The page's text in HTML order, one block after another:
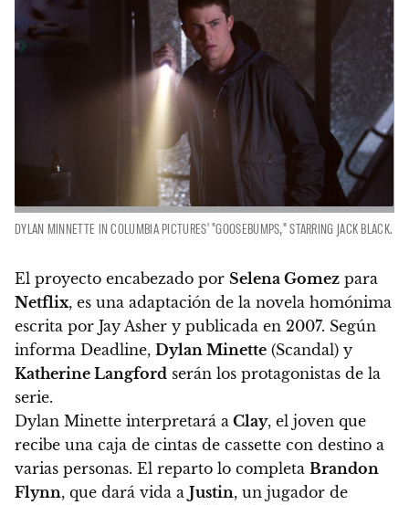
DYLAN MINNETTE IN COLUMBIA PICTURES' "GOOSEBUMPS," STARRING JACK BLACK.
El proyecto encabezado por Selena Gomez para
Netflix, es una adaptación de la novela homónima
escrita por Jay Asher y publicada en 2007. Según
informa Deadline, Dylan Minette (Scandal) y
Katherine Langford serán los protagonistas de la
serie.
Dylan Minette interpretará a Clay, el joven que
recibe una caja de cintas de cassette con destino a
varias personas. El reparto lo completa Brandon
Flynn, que dará vida a Justin, un jugador de